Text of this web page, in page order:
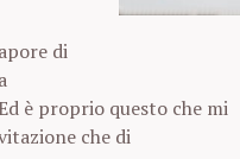
di
è proprio questo che mi
che di